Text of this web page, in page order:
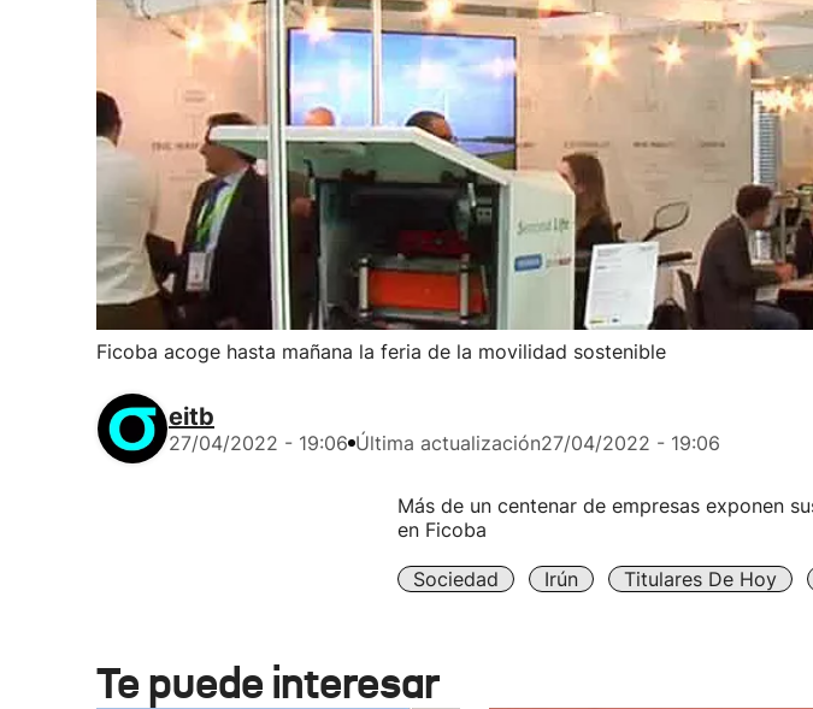
Ficoba acoge hasta mañana la feria de la movilidad sostenible
eitb
27/04/2022 - 19:06 Última actualización27/04/2022 - 19:06
Más de un centenar de empresas exponen
en Ficoba
Sociedad Irún Titulares De Hoy
Te puede interesar